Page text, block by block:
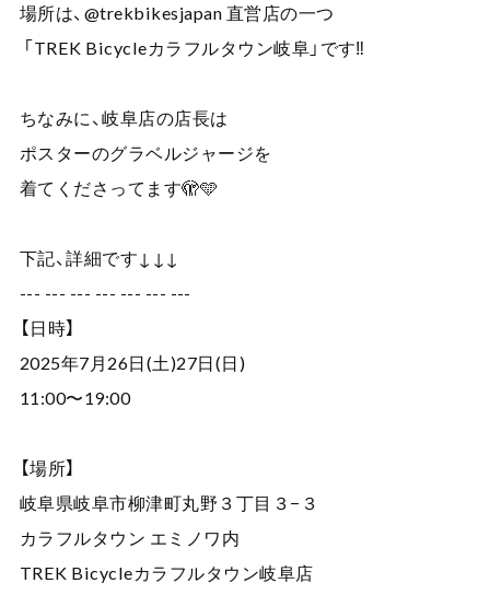
場所は、@trekbikesjapan 直営店の一つ
「TREK Bicycleカラフルタウン岐阜」です‼︎
ちなみに、岐阜店の店長は
ポスターのグラベルジャージを
着てくださってます🫣🩵
下記、詳細です↓↓↓
--- --- --- --- --- --- ---
【日時】
2025年7月26日(土)27日(日)
11:00〜19:00
【場所】
岐阜県岐阜市柳津町丸野３丁目３−３
カラフルタウン エミノワ内
TREK Bicycleカラフルタウン岐阜店